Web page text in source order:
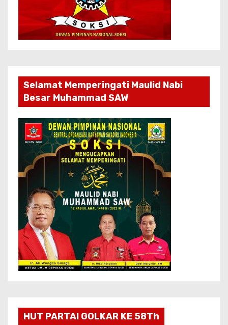
Selamat Memperingati Maulid Nabi
Besar Muhammad SAW
HUT PARTAI GOLKAR KE 58Th